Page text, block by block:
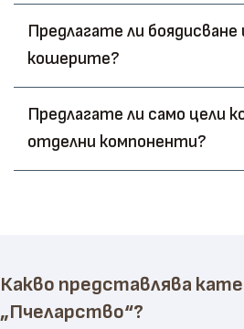
Предлагате ли боядисване
кошерите?
Предлагате ли само цели
отделни компоненти?
Какво представлява
„Пчеларство“?